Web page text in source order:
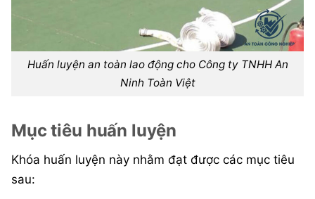
Huấn luyện an toàn lao động cho Công ty TNHH An
Ninh Toàn Việt
Mục tiêu huấn luyện
Khóa huấn luyện này nhằm đạt được các mục tiêu
sau: